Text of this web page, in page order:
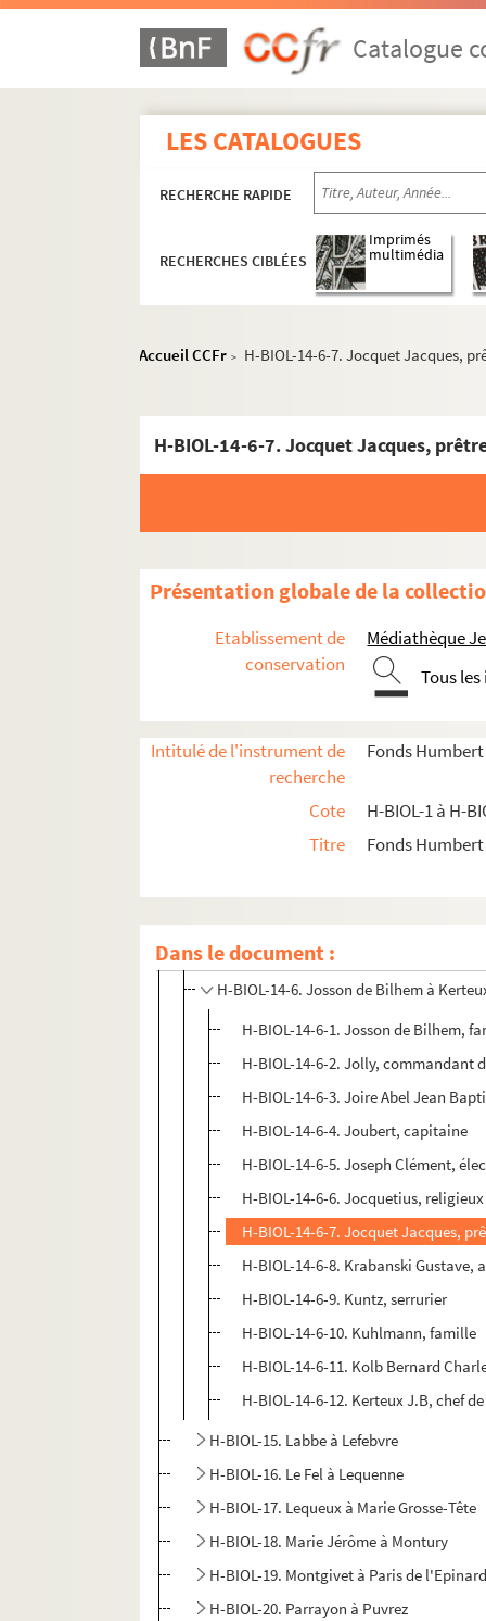
Catalogue
LES CATALOGUES
RECHERCHE RAPIDE
RECHERCHES CIBLÉES
Imprimés
multimédia
Accueil CCFr > H-BIOL-14-6-7. Jocquet Jacques,
H-BIOL-14-6-7. Jocquet Jacques,
Présentation globale de la
Etablissement de
conservation
Médiathèque
Tous
Intitulé de l'instrument de
recherche
Fonds
Cote
H-BIOL-1 à H-
Titre
Fonds
Dans le document :
H-BIOL. Biographies de personnages lillois
H-BIOL-4. Carlez à Colpaert
H-BIOL-5. Collin à Darcy
H-BIOL-8. De Lille à De Resbecque
H-BIOL-10. Deturck à Duhaut
H-BIOL-11. Dujardin à Faid'herbe
H-BIOL-13. Ghesquiere à Hallette
H-BIOL-14. Hedde à Kerteux
H-BIOL-14-1. Hedde à Hette
H-BIOL-14-2. Heurté à Houssois-
H-BIOL-14-4. Hugodot à Ivan le
H-BIOL-14-5. Jacques à Jouvenel
H-BIOL-14-6. Josson de Bilhem à
H-BIOL-14-6-1. Josson de Bilhem,
H-BIOL-14-6-2. Jolly, commandant
H-BIOL-14-6-3. Joire Abel Jean
H-BIOL-14-6-4. Joubert, capitaine
H-BIOL-14-6-5. Joseph Clément,
H-BIOL-14-6-6. Jocquetius, religieux
H-BIOL-14-6-7. Jocquet Jacques,
H-BIOL-14-6-8. Krabanski Gustave,
H-BIOL-14-6-9. Kuntz, serrurier
H-BIOL-14-6-10. Kuhlmann, famille
H-BIOL-14-6-11. Kolb Bernard
H-BIOL-14-6-12. Kerteux J.B, chef
H-BIOL-15. Labbe à Lefebvre
H-BIOL-16. Le Fel à Lequenne
H-BIOL-17. Lequeux à Marie Grosse-Tête
H-BIOL-18. Marie Jérôme à Montury
H-BIOL-19. Montgivet à Paris de
H-BIOL-20. Parrayon à Puvrez